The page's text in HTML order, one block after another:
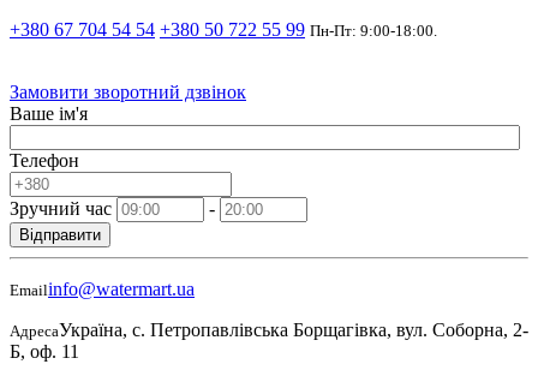
+380 67 704 54 54 +380 50 722 55 99 Пн-Пт: 9:00-18:00.
Замовити зворотний дзвінок
Ваше ім'я
Телефон
Зручний час -
Відправити
Emailinfo@watermart.ua
АдресаУкраїна, с. Петропавлівська Борщагівка, вул. Соборна, 2-
Б, оф. 11